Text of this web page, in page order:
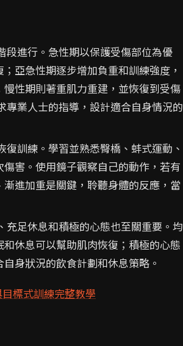
段進行。急性期以保護受傷部位為優
亞急性期逐步增加負重和訓練強度，
性期則著重肌力重建，並恢復到受傷
業人士的指導，設計適合自身情況的
復訓練。學習並熟悉臀橋、蚌式運動、
害。使用鏡子觀察自己的動作，若有
進加重是關鍵，聆聽身體的反應，當
充足休息和積極的心態也至關重要。均
休息可以幫助肌肉恢復；積極的心態
身狀況的飲食計劃和休息策略。
標式訓練完整教學